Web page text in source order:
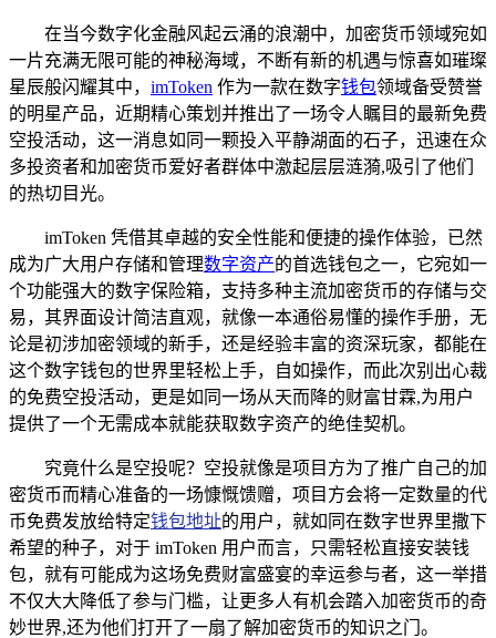
在当今数字化金融风起云涌的浪潮中，加密货币领域宛如
一片充满无限可能的神秘海域，不断有新的机遇与惊喜如璀璨
星辰般闪耀其中， imToken 作为一款在数字钱包领域备受赞誉
的明星产品，近期精心策划并推出了一场令人瞩目的最新免费
空投活动，这一消息如同一颗投入平静湖面的石子，迅速在众
多投资者和加密货币爱好者群体中激起层层涟漪,吸引了他们
的热切目光。
imToken 凭借其卓越的安全性能和便捷的操作体验，已然
成为广大用户存储和管理数字资产的首选钱包之一，它宛如一
个功能强大的数字保险箱，支持多种主流加密货币的存储与交
易，其界面设计简洁直观，就像一本通俗易懂的操作手册，无
论是初涉加密领域的新手，还是经验丰富的资深玩家，都能在
这个数字钱包的世界里轻松上手，自如操作，而此次别出心裁
的免费空投活动，更是如同一场从天而降的财富甘霖,为用户
提供了一个无需成本就能获取数字资产的绝佳契机。
究竟什么是空投呢？空投就像是项目方为了推广自己的加
密货币而精心准备的一场慷慨馈赠，项目方会将一定数量的代
币免费发放给特定钱包地址的用户，就如同在数字世界里撒下
希望的种子，对于 imToken 用户而言，只需轻松直接安装钱
包，就有可能成为这场免费财富盛宴的幸运参与者，这一举措
不仅大大降低了参与门槛，让更多人有机会踏入加密货币的奇
妙世界,还为他们打开了一扇了解加密货币的知识之门。